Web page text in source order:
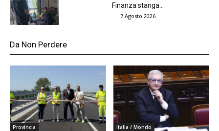
Finanza stanga...
7 Agosto 2026
Da Non Perdere
Provincia Italia / Mondo